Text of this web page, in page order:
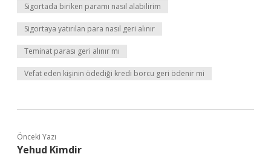
Sigortada biriken paramı nasıl alabilirim
Sigortaya yatırılan para nasıl geri alınır
Teminat parası geri alınır mı
Vefat eden kişinin ödediği kredi borcu geri ödenir mi
Önceki Yazı
Yehud Kimdir